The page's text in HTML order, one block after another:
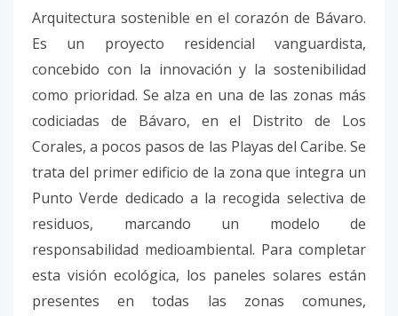
Arquitectura sostenible en el corazón de Bávaro.
Es un proyecto residencial vanguardista,
concebido con la innovación y la sostenibilidad
como prioridad. Se alza en una de las zonas más
codiciadas de Bávaro, en el Distrito de Los
Corales, a pocos pasos de las Playas del Caribe. Se
trata del primer edificio de la zona que integra un
Punto Verde dedicado a la recogida selectiva de
residuos, marcando un modelo de
responsabilidad medioambiental. Para completar
esta visión ecológica, los paneles solares están
presentes en todas las zonas comunes,